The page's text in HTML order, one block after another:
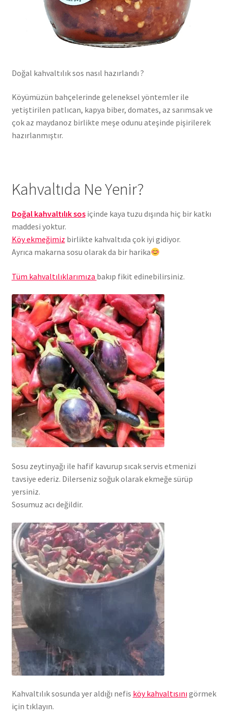
Doğal kahvaltılık sos nasıl hazırlandı ?
Köyümüzün bahçelerinde geleneksel yöntemler ile
yetiştirilen patlıcan, kapya biber, domates, az sarımsak ve
çok az maydanoz birlikte meşe odunu ateşinde pişirilerek
hazırlanmıştır.
Kahvaltıda Ne Yenir?
Doğal kahvaltılık sosiçinde kaya tuzu dışında hiç bir katkı
maddesi yoktur.
Köy ekmeğimiz birlikte kahvaltıda çok iyi gidiyor.
Ayrıca makarna sosu olarak da bir harika
Tüm kahvaltılıklarımıza bakıp fikit edinebilirsiniz.
Sosu zeytinyağı ile hafif kavurup sıcak servis etmenizi
tavsiye ederiz. Dilerseniz soğuk olarak ekmeğe sürüp
yersiniz.
Sosumuz acı değildir.
Kahvaltılık sosunda yer aldığı nefis köy kahvaltısınıgörmek
için tıklayın.